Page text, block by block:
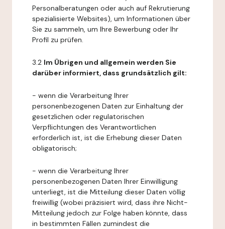
Personalberatungen oder auch auf Rekrutierung
spezialisierte Websites), um Informationen über
Sie zu sammeln, um Ihre Bewerbung oder Ihr
Profil zu prüfen.
3.2 Im Übrigen und allgemein werden Sie
darüber informiert, dass grundsätzlich gilt:
- wenn die Verarbeitung Ihrer
personenbezogenen Daten zur Einhaltung der
gesetzlichen oder regulatorischen
Verpflichtungen des Verantwortlichen
erforderlich ist, ist die Erhebung dieser Daten
obligatorisch;
- wenn die Verarbeitung Ihrer
personenbezogenen Daten Ihrer Einwilligung
unterliegt, ist die Mitteilung dieser Daten völlig
freiwillig (wobei präzisiert wird, dass ihre Nicht-
Mitteilung jedoch zur Folge haben könnte, dass
in bestimmten Fällen zumindest die